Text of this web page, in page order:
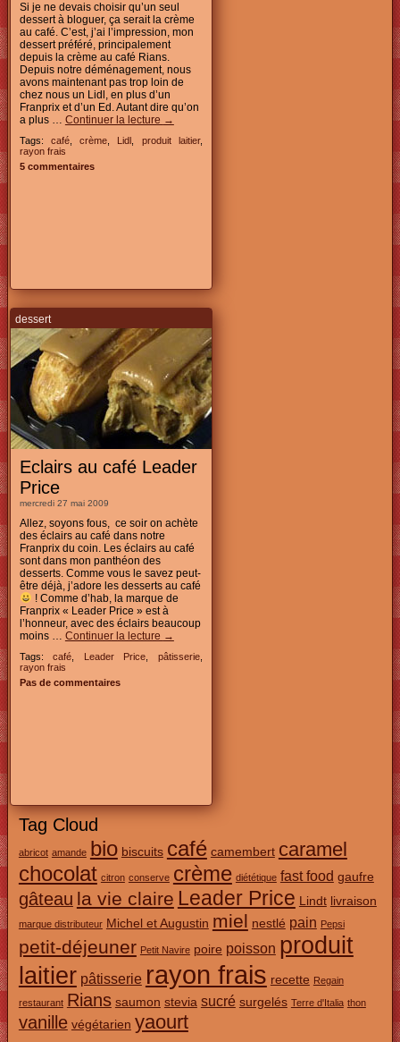
Si je ne devais choisir qu’un seul
dessert à bloguer, ça serait la crème
au café. C’est, j’ai l’impression, mon
dessert préféré, principalement
depuis la crème au café Rians.
Depuis notre déménagement, nous
avons maintenant pas trop loin de
chez nous un Lidl, en plus d’un
Franprix et d’un Ed. Autant dire qu’on
a plus … Continuer la lecture →
Tags:café ,crème Lidl produit laitier,
rayon frais
5 commentaires
dessert
Eclairs au café Leader
Price
mercredi 27 mai 2009
Allez, soyons fous, ce soir on achète
des éclairs au café dans notre
Franprix du coin. Les éclairs au café
sont dans mon panthéon des
desserts. Comme vous le savez peut-
être déjà, j’adore les desserts au café
! Comme d’hab, la marque de
Franprix « Leader Price » est à
l’honneur, avec des éclairs beaucoup
moins … Continuer la lecture →
Tags:café Leader Price pâtisserie,
rayon frais
Pas de commentaires
Tag Cloud
abricot amande bio biscuits café camembert caramel
chocolat citron conserve crème diététique fast food gaufre
gâteau la vie claire Leader Price Lindt livraison
marque distributeur Michel et Augustin miel nestlé pain Pepsi
petit-déjeuner Petit Navire poire poisson produit
laitier pâtisserie rayon frais recette Regain
restaurant Rians saumon stevia sucré surgelés Terre d'Italia thon
vanille végétarien yaourt